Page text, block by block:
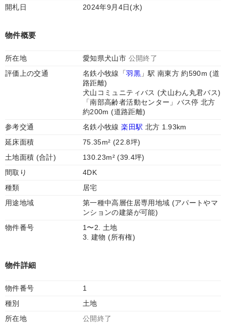
開札日
2024年9月4日(水)
物件概要
所在地 愛知県犬山市 公開終了
評価上の交通
名鉄小牧線「羽黒」駅 南東方 約590m (道
路距離)
犬山コミュニティバス (犬山わん丸君バス)
「南部高齢者活動センター」バス停 北方
約200m (道路距離)
参考交通
名鉄小牧線楽田駅 北方 1.93km
延床面積
75.35m² (22.8坪)
土地面積 (合計)
130.23m² (39.4坪)
間取り
4DK
種類
居宅
用途地域
第一種中高層住居専用地域 (アパートやマ
ンションの建築が可能)
物件番号
1〜2. 土地
3. 建物 (所有権)
物件詳細
物件番号
1
種別
土地
所在地
公開終了